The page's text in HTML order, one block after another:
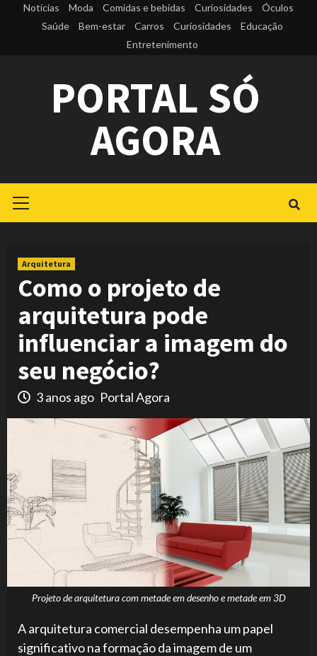
Notícias Moda Comidas e bebidas Curiosidades
Óculos
Saúde
Bem-estar Carros Curiosidades
Educação
Entretenimento
PORTAL SÓ
AGORA
Menu
Arquitetura
Como o projeto de
arquitetura pode
influenciar a imagem do
seu negócio?
3 anos ago Portal Agora
Projeto de arquitetura com metade em desenho e metade em 3D
A arquitetura comercial desempenha um papel
significativo na formação da imagem de um